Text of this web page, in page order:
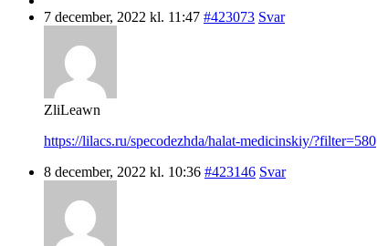
7 december, 2022 kl. 11:47 #423073 Svar
ZliLeawn
https://lilacs.ru/specodezhda/halat-medicinskiy/?filter=580
8 december, 2022 kl. 10:36 #423146 Svar